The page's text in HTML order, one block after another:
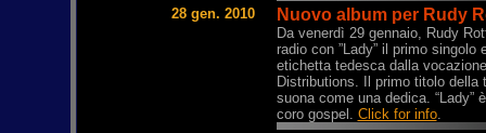
28 gen. 2010
Nuovo album per Rudy
Da venerdì 29 gennaio, Rudy
radio con ”Lady” il primo
etichetta tedesca dalla
Distributions. Il primo titolo della
suona come una dedica.
coro gospel. Click for info.